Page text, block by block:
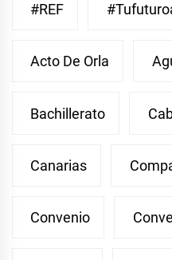
#REF
Acto De Orla
Bachillerato
Canarias
Convenio